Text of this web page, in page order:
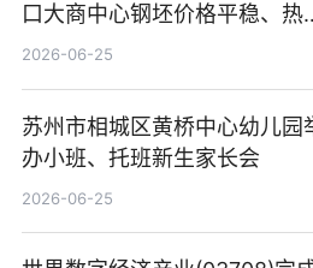
口大商中心钢坯价格平稳、热
C料价格微幅下跌
2026-06-25
苏州市相城区黄桥中心幼儿园
办小班、托班新生家长会
2026-06-25